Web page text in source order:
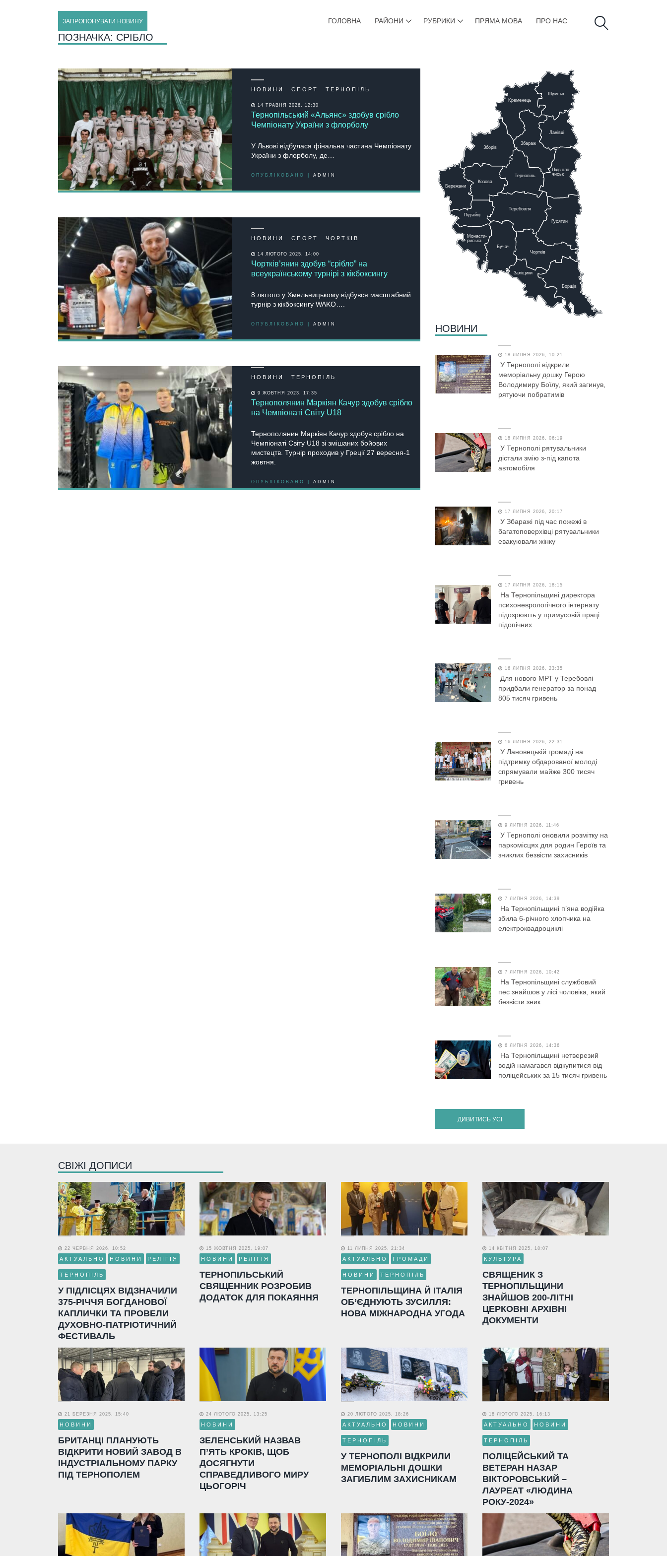
ЗАПРОПОНУВАТИ НОВИНУ ГОЛОВНА РАЙОНИ РУБРИКИ ПРЯМА МОВА ПРО НАС
ПОЗНАЧКА: СРІБЛО
НОВИНИ СПОРТ ТЕРНОПІЛЬ
14 ТРАВНЯ 2026, 12:30
Тернопільський «Альянс» здобув срібло
Чемпіонату України з флорболу
У Львові відбулася фінальна частина Чемпіонату
України з флорболу, де…
ОПУБЛІКОВАНО | ADMIN
НОВИНИ СПОРТ ЧОРТКІВ
14 ЛЮТОГО 2025, 14:00
Чортків’янин здобув “срібло” на
всеукраїнському турнірі з кікбоксингу
8 лютого у Хмельницькому відбувся масштабний
турнір з кікбоксингу WAKO….
ОПУБЛІКОВАНО | ADMIN
НОВИНИ ТЕРНОПІЛЬ
9 ЖОВТНЯ 2023, 17:35
Тернополянин Маркіян Качур здобув срібло
на Чемпіонаті Світу U18
Тернополянин Маркіян Качур здобув срібло на
Чемпіонаті Світу U18 зі змішаних бойових
мистецтв. Турнір проходив у Греції 27 вересня-1
жовтня.
ОПУБЛІКОВАНО | ADMIN
Тернопіль
Теребовля
Бучач
Заліщики
Борщів
Чортків
Гусятин
Підволо-
чиськ
Ланівці
Збараж
Шумськ
Кременець
Козова
Бережани
Підгайці
Зборів
Монасти-
риська
НОВИНИ
18 ЛИПНЯ 2026, 10:21
У Тернополі відкрили
меморіальну дошку Герою
Володимиру Боїлу, який загинув,
рятуючи побратимів
18 ЛИПНЯ 2026, 06:19
У Тернополі рятувальники
дістали змію з-під капота
автомобіля
17 ЛИПНЯ 2026, 20:17
У Збаражі під час пожежі в
багатоповерхівці рятувальники
евакуювали жінку
17 ЛИПНЯ 2026, 18:15
На Тернопільщині директора
психоневрологічного інтернату
підозрюють у примусовій праці
підопічних
16 ЛИПНЯ 2026, 23:35
Для нового МРТ у Теребовлі
придбали генератор за понад
805 тисяч гривень
16 ЛИПНЯ 2026, 22:31
У Лановецькій громаді на
підтримку обдарованої молоді
спрямували майже 300 тисяч
гривень
9 ЛИПНЯ 2026, 11:46
У Тернополі оновили розмітку на
паркомісцях для родин Героїв та
зниклих безвісти захисників
7 ЛИПНЯ 2026, 14:39
На Тернопільщині п’яна водійка
збила 6-річного хлопчика на
електроквадроциклі
7 ЛИПНЯ 2026, 10:42
На Тернопільщині службовий
пес знайшов у лісі чоловіка, який
безвісти зник
6 ЛИПНЯ 2026, 14:36
На Тернопільщині нетверезий
водій намагався відкупитися від
поліцейських за 15 тисяч гривень
ДИВИТИСЬ УСІ
СВІЖІ ДОПИСИ
22 ЧЕРВНЯ 2026, 10:52
АКТУАЛЬНО НОВИНИ РЕЛІГІЯ
ТЕРНОПІЛЬ
У ПІДЛІСЦЯХ ВІДЗНАЧИЛИ
375-РІЧЧЯ БОГДАНОВОЇ
КАПЛИЧКИ ТА ПРОВЕЛИ
ДУХОВНО-ПАТРІОТИЧНИЙ
ФЕСТИВАЛЬ
15 ЖОВТНЯ 2025, 19:07
НОВИНИ РЕЛІГІЯ
ТЕРНОПІЛЬСЬКИЙ
СВЯЩЕННИК РОЗРОБИВ
ДОДАТОК ДЛЯ ПОКАЯННЯ
11 ЛИПНЯ 2025, 21:34
АКТУАЛЬНО ГРОМАДИ
НОВИНИ ТЕРНОПІЛЬ
ТЕРНОПІЛЬЩИНА Й ІТАЛІЯ
ОБ’ЄДНУЮТЬ ЗУСИЛЛЯ:
НОВА МІЖНАРОДНА УГОДА
14 КВІТНЯ 2025, 18:07
КУЛЬТУРА
СВЯЩЕНИК З
ТЕРНОПІЛЬЩИНИ
ЗНАЙШОВ 200-ЛІТНІ
ЦЕРКОВНІ АРХІВНІ
ДОКУМЕНТИ
21 БЕРЕЗНЯ 2025, 15:40
НОВИНИ
БРИТАНЦІ ПЛАНУЮТЬ
ВІДКРИТИ НОВИЙ ЗАВОД В
ІНДУСТРІАЛЬНОМУ ПАРКУ
ПІД ТЕРНОПОЛЕМ
24 ЛЮТОГО 2025, 13:25
НОВИНИ
ЗЕЛЕНСЬКИЙ НАЗВАВ
П’ЯТЬ КРОКІВ, ЩОБ
ДОСЯГНУТИ
СПРАВЕДЛИВОГО МИРУ
ЦЬОГОРІЧ
20 ЛЮТОГО 2025, 18:26
АКТУАЛЬНО НОВИНИ
ТЕРНОПІЛЬ
У ТЕРНОПОЛІ ВІДКРИЛИ
МЕМОРІАЛЬНІ ДОШКИ
ЗАГИБЛИМ ЗАХИСНИКАМ
18 ЛЮТОГО 2025, 16:13
АКТУАЛЬНО НОВИНИ
ТЕРНОПІЛЬ
ПОЛІЦЕЙСЬКИЙ ТА
ВЕТЕРАН НАЗАР
ВІКТОРОВСЬКИЙ –
ЛАУРЕАТ «ЛЮДИНА
РОКУ-2024»